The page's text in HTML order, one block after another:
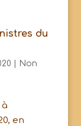
du
Non
à
en